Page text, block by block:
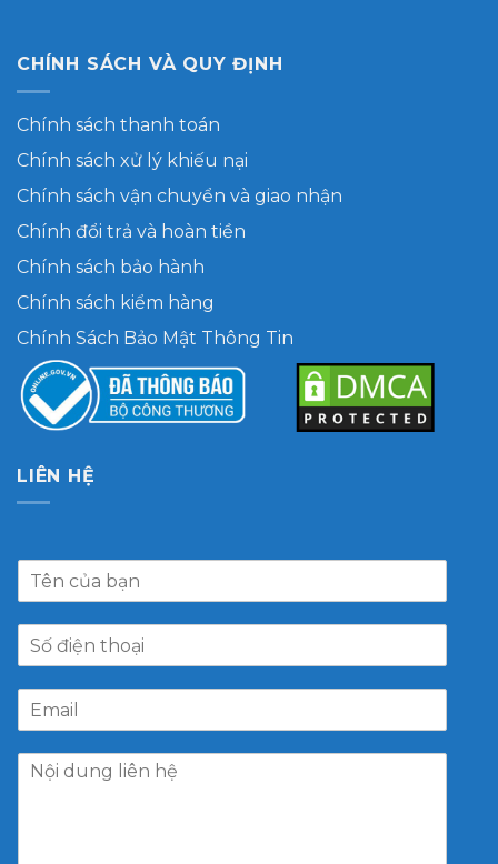
CHÍNH SÁCH VÀ QUY ĐỊNH
Chính sách thanh toán
Chính sách xử lý khiếu nại
Chính sách vận chuyển và giao nhận
Chính đổi trả và hoàn tiền
Chính sách bảo hành
Chính sách kiểm hàng
Chính Sách Bảo Mật Thông Tin
LIÊN HỆ